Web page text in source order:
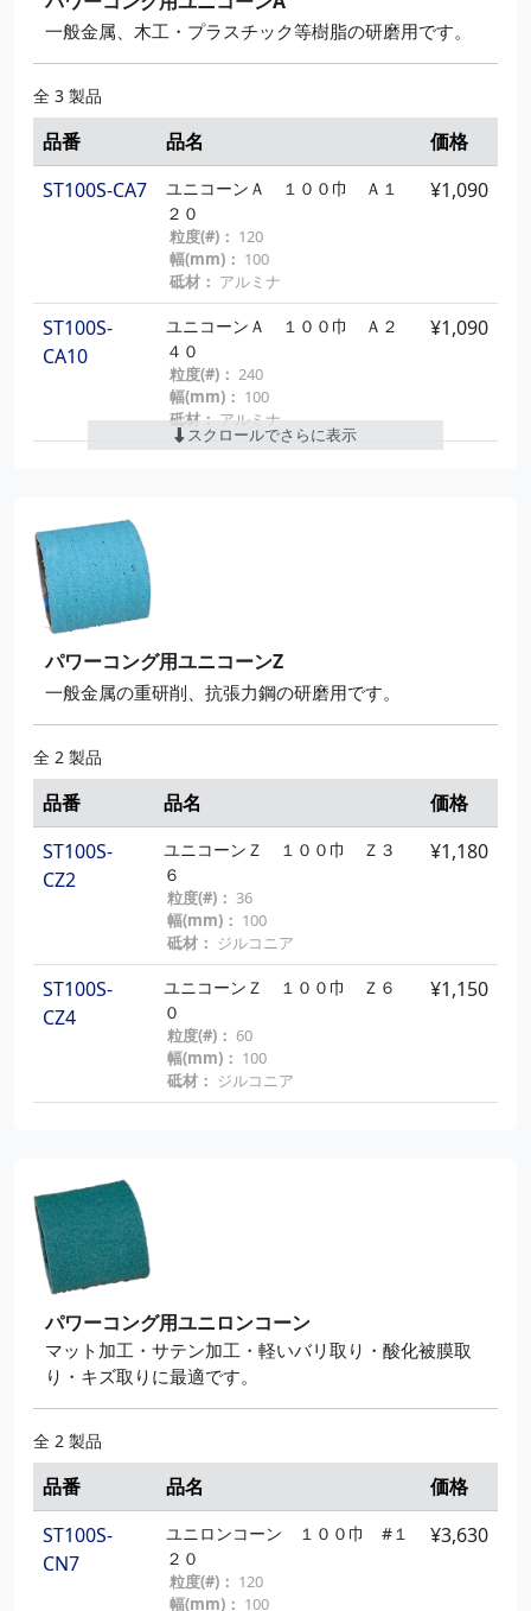
一般金属、木工・プラスチック等樹脂の研磨用です。
全 3 製品
品番 品名
価格
ST100S-CA7
ユニコーンＡ １００巾 Ａ１
２０
粒度(#)： 120
幅(mm)： 100
砥材： アルミナ
¥1,090
ST100S-
CA10
ユニコーンＡ １００巾 Ａ２
４０
粒度(#)： 240
幅(mm)： 100
砥材：アルミナ
¥1,090
スクロールでさらに表示
パワーコング用ユニコーンZ
一般金属の重研削、抗張力鋼の研磨用です。
全 2 製品
品番 品名
価格
ST100S-
CZ2
ユニコーンＺ １００巾 Ｚ３
６
粒度(#)： 36
幅(mm)： 100
砥材： ジルコニア
¥1,180
ST100S-
CZ4
ユニコーンＺ １００巾 Ｚ６
０
粒度(#)： 60
幅(mm)： 100
砥材： ジルコニア
¥1,150
パワーコング用ユニロンコーン
マット加工・サテン加工・軽いバリ取り・酸化被膜取
り・キズ取りに最適です。
全 2 製品
品番 品名
価格
ST100S-
CN7
ユニロンコーン １００巾 #１
２０
粒度(#)： 120
幅(mm)： 100
¥3,630